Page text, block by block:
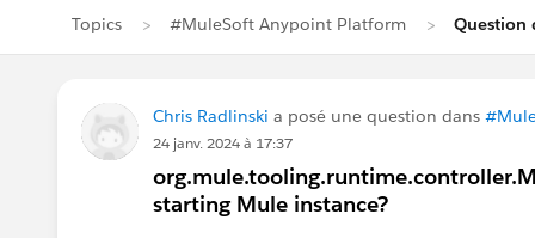
Topics #MuleSoft Anypoint Platform Question
Chris Radlinski a posé une question dans
24 janv. 2024 à 17:37
starting Mule instance?